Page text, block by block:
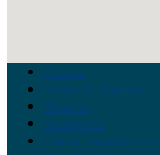
Главная
Война на Украине
Новости
Аналитика
Тайны Геополитики